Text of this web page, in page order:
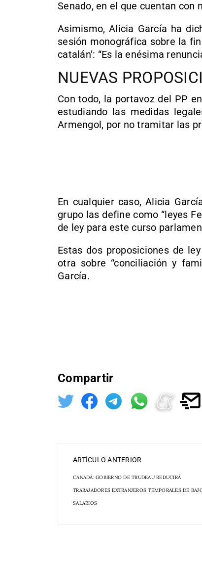
Senado, en el que cuentan con
Asimismo, Alicia García ha
sesión monográfica sobre la
catalán’: “Es la enésima
NUEVAS
Con todo, la portavoz del PP
estudiando las medidas
Armengol, por no tramitar las
En cualquier caso, Alicia
grupo las define como “leyes
de ley para este curso
Estas dos proposiciones de
otra sobre “conciliación y
García.
Compartir
ARTÍCULO ANTERIOR
CANADÁ: GOBIERNO DE TRUDEAU REDUCIRÁ
TRABAJADORES EXTRANJEROS TEMPORALES DE
SALARIOS